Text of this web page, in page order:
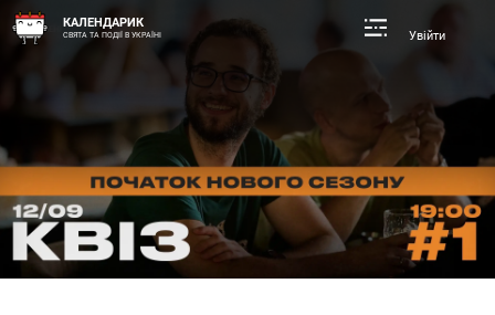
КАЛЕНДАРИК
СВЯТА ТА ПОДІЇ В УКРАЇНІ Увійти